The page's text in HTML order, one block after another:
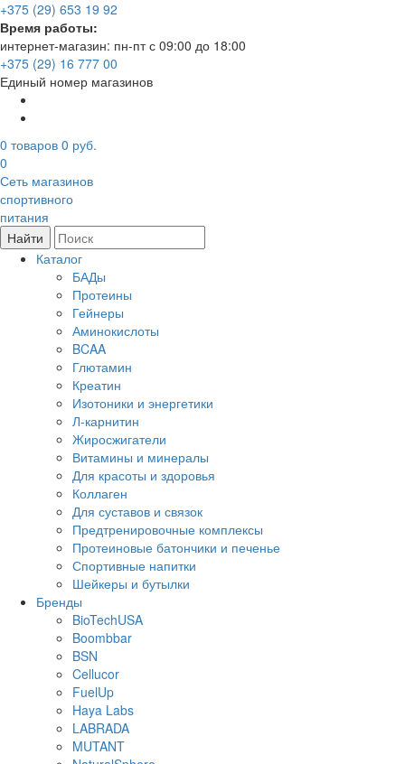
+375 (29) 653 19 92
Время работы:
интернет-магазин: пн-пт с 09:00 до 18:00
+375 (29) 16 777 00
Единый номер магазинов
0 товаров 0 руб.
0
Сеть магазинов
спортивного
питания
Найти
Каталог
БАДы
Протеины
Гейнеры
Аминокислоты
BCAA
Глютамин
Креатин
Изотоники и энергетики
Л-карнитин
Жиросжигатели
Витамины и минералы
Для красоты и здоровья
Коллаген
Для суставов и связок
Предтренировочные комплексы
Протеиновые батончики и печенье
Спортивные напитки
Шейкеры и бутылки
Бренды
BioTechUSA
Boombbar
BSN
Cellucor
FuelUp
Haya Labs
LABRADA
MUTANT